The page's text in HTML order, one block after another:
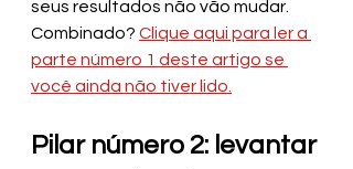
seus resultados não vão mudar.
Combinado? Clique aqui para ler a
parte número 1 deste artigo se
você ainda não tiver lido.
Pilar número 2: levantar